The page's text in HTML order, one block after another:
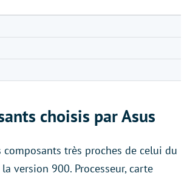
choisis par Asus
composants très proches de celui du
la version 900. Processeur, carte